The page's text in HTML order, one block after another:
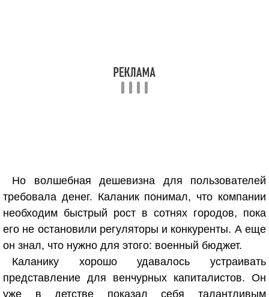
Но волшебная дешевизна для пользователей
требовала денег. Каланик понимал, что компании
необходим быстрый рост в сотнях городов, пока
его не остановили регуляторы и конкуренты. А еще
он знал, что нужно для этого: военный бюджет.
Каланику хорошо удавалось устраивать
представление для венчурных капиталистов. Он
уже в детстве показал себя талантливым